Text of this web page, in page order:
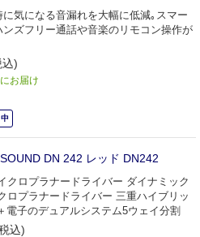
に気になる音漏れを大幅に低減｡スマー
ンズフリー通話や音楽のリモコン操作が
込)
お届け
DN 242 レッド DN242
クロプラナードライバー ダイナミック
ロプラナードライバー 三重ハイブリッ
電子のデュアルシステム5ウェイ分割
込)